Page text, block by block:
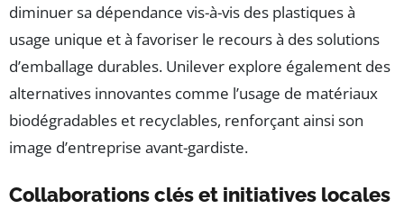
diminuer sa dépendance vis-à-vis des plastiques à
usage unique et à favoriser le recours à des solutions
d’emballage durables. Unilever explore également des
alternatives innovantes comme l’usage de matériaux
biodégradables et recyclables, renforçant ainsi son
image d’entreprise avant-gardiste.
Collaborations clés et initiatives locales